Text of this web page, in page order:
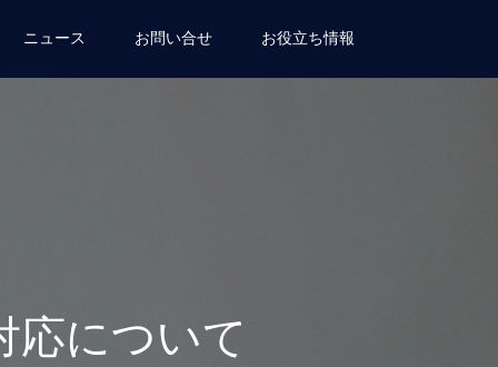
ニュース お問い合せ お役立ち情報
応について